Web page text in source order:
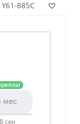
Y61-885C